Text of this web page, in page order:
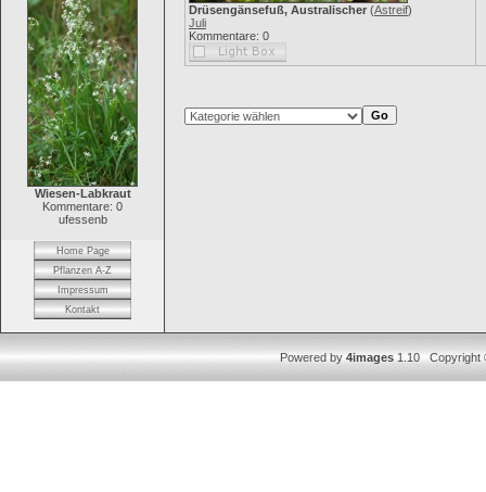
Wiesen-Labkraut
Kommentare: 0
ufessenb
Home Page
Pflanzen A-Z
Impressum
Kontakt
Drüsengänsefuß, Australischer (Astreif)
Juli
Kommentare: 0
Powered by4images1.10 Copyright